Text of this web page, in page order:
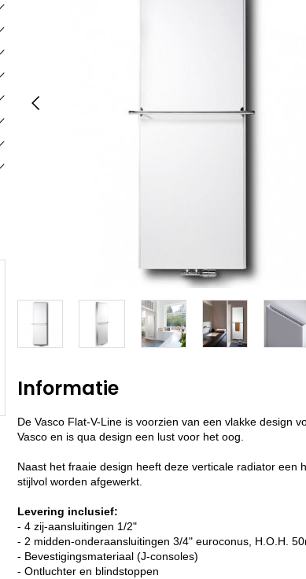
Informatie
De Vasco Flat-V-Line is voorzien van een vlakke design
Vasco en is qua design een lust voor het oog.
Naast het fraaie design heeft deze verticale radiator
stijlvol worden afgewerkt.
Levering inclusief:
- 4 zij-aansluitingen 1/2"
- 2 midden-onderaansluitingen 3/4" euroconus, H.O.H.
- Bevestigingsmateriaal (J-consoles)
- Ontluchter en blindstoppen